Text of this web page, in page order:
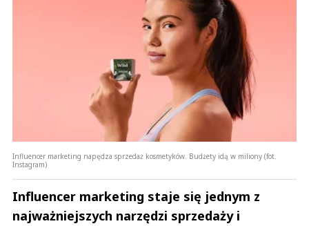
Influencer marketing napędza sprzedaż kosmetyków. Budżety idą w miliony (fot.
Instagram)
Influencer marketing staje się jednym z
najważniejszych narzędzi sprzedaży i